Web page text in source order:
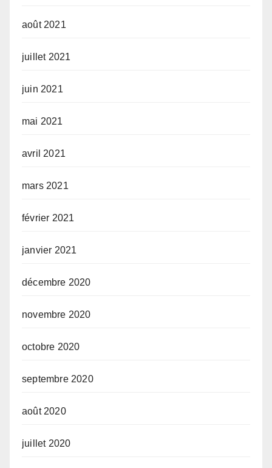
août 2021
juillet 2021
juin 2021
mai 2021
avril 2021
mars 2021
février 2021
janvier 2021
décembre 2020
novembre 2020
octobre 2020
septembre 2020
août 2020
juillet 2020